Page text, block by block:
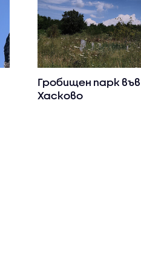
Гробищен парк във
Хасково